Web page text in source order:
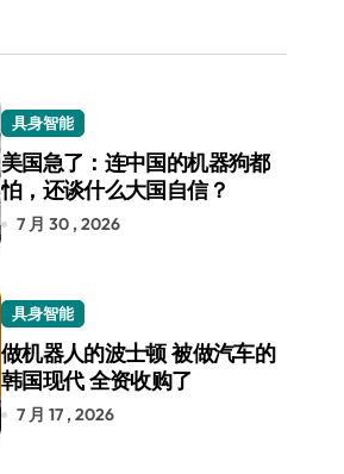
具身智能
美国急了：连中国的机器狗都
怕，还谈什么大国自信？
7 月 30 , 2026
具身智能
做机器人的波士顿 被做汽车的
韩国现代 全资收购了
7 月 17 , 2026